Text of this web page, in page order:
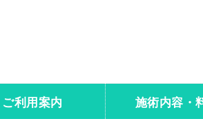
訪問マッサージ・鍼灸
ご利用案内 施術内容・